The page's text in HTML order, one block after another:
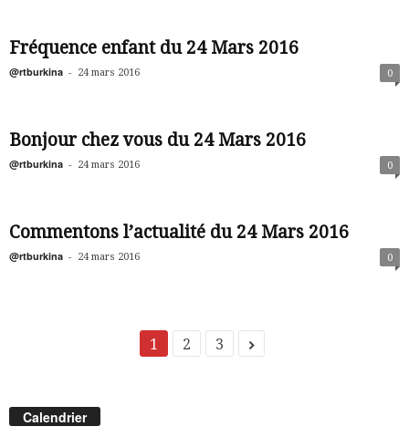
Fréquence enfant du 24 Mars 2016
@rtburkina - 24 mars 2016 0
Bonjour chez vous du 24 Mars 2016
@rtburkina - 24 mars 2016 0
Commentons l’actualité du 24 Mars 2016
@rtburkina - 24 mars 2016 0
1 2 3
Calendrier